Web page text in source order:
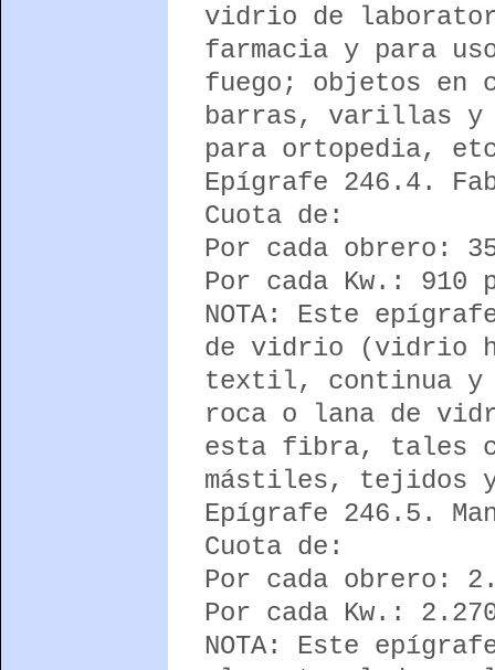
vidrio de
farmacia y para
fuego; objetos en
barras, varillas y
para ortopedia,
Epígrafe 246.4.
Cuota de:
Por cada obrero:
Por cada Kw.: 910
NOTA: Este
de vidrio (vidrio
textil, continua y
roca o lana de
esta fibra, tales
mástiles, tejidos
Epígrafe 246.5.
Cuota de:
Por cada obrero:
Por cada Kw.:
NOTA: Este